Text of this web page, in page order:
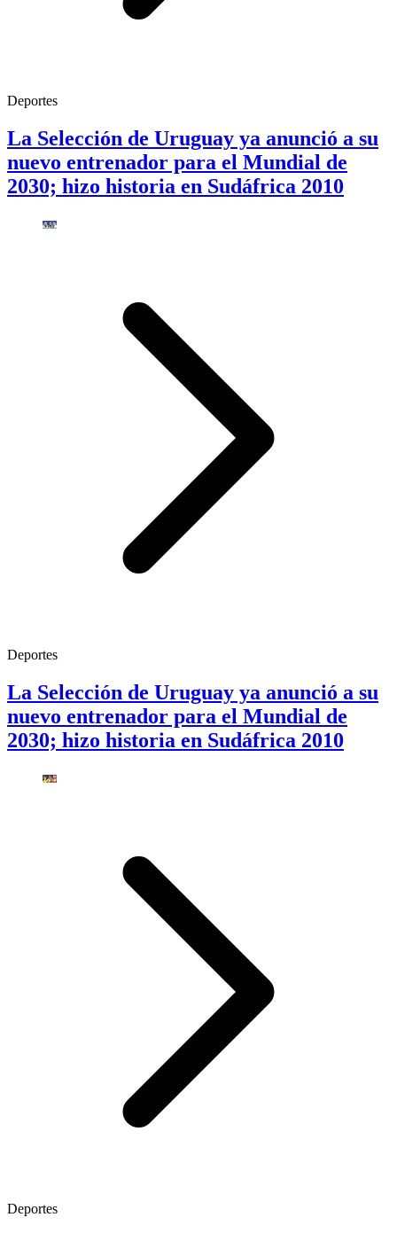
Deportes
La Selección de Uruguay ya anunció a su
nuevo entrenador para el Mundial de
2030; hizo historia en Sudáfrica 2010
Deportes
La Selección de Uruguay ya anunció a su
nuevo entrenador para el Mundial de
2030; hizo historia en Sudáfrica 2010
Deportes